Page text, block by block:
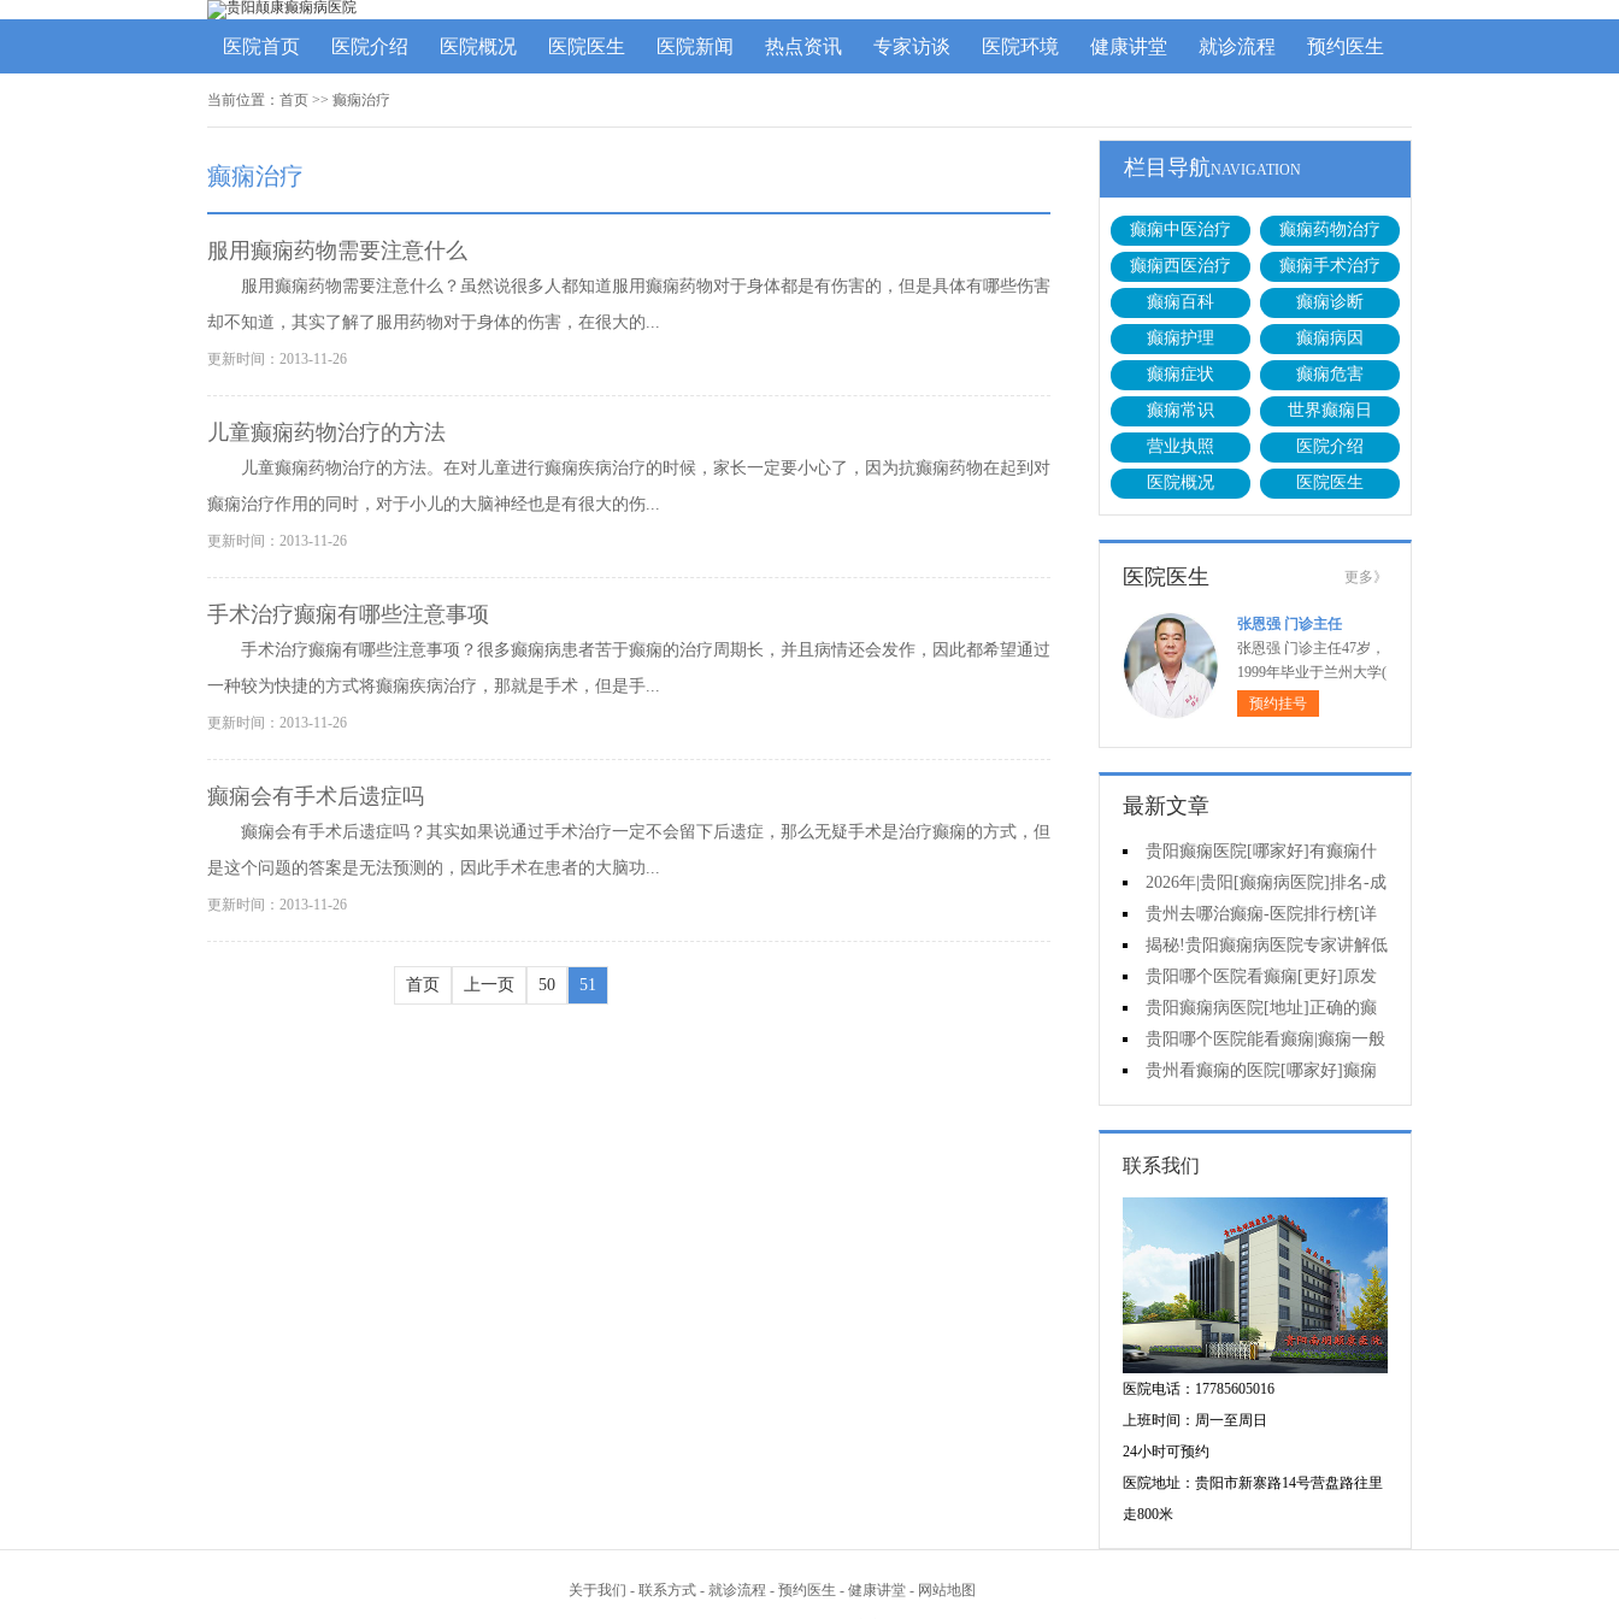
医院首页 医院介绍 医院概况 医院医生 医院新闻 热点资讯 专家访谈 医院环境 健康讲堂 就诊流程 预约医生
当前位置： 首页 >> 癫痫治疗
癫痫治疗
服用癫痫药物需要注意什么
服用癫痫药物需要注意什么？虽然说很多人都知道服用癫痫药物对于身体都是有伤害的，但是具体有哪些伤害
却不知道，其实了解了服用药物对于身体的伤害，在很大的...
更新时间：2013-11-26
儿童癫痫药物治疗的方法
儿童癫痫药物治疗的方法。在对儿童进行癫痫疾病治疗的时候，家长一定要小心了，因为抗癫痫药物在起到对
癫痫治疗作用的同时，对于小儿的大脑神经也是有很大的伤...
更新时间：2013-11-26
手术治疗癫痫有哪些注意事项
手术治疗癫痫有哪些注意事项？很多癫痫病患者苦于癫痫的治疗周期长，并且病情还会发作，因此都希望通过
一种较为快捷的方式将癫痫疾病治疗，那就是手术，但是手...
更新时间：2013-11-26
癫痫会有手术后遗症吗
癫痫会有手术后遗症吗？其实如果说通过手术治疗一定不会留下后遗症，那么无疑手术是治疗癫痫的方式，但
是这个问题的答案是无法预测的，因此手术在患者的大脑功...
更新时间：2013-11-26
首页 上一页 50 51
栏目导航NAVIGATION
癫痫中医治疗
癫痫药物治疗
癫痫西医治疗
癫痫手术治疗
癫痫百科
癫痫诊断
癫痫护理
癫痫病因
癫痫症状
癫痫危害
癫痫常识
世界癫痫日
营业执照
医院介绍
医院概况
医院医生
医院医生 更多》
张恩强 门诊主任
张恩强 门诊主任47岁，
1999年毕业于兰州大学(
预约挂号
最新文章
贵阳癫痫医院[哪家好]有癫痫什
么不能吃什么药?
2026年|贵阳[癫痫病医院]排名-成
人癫痫急救措施护理
贵州去哪治癫痫-医院排行榜[详
细排名]癫痫病人可以吃什么食物?
揭秘!贵阳癫痫病医院专家讲解低
血糖会抽搐吗?
贵阳哪个医院看癫痫[更好]原发
性母猪疯能治好吗?
贵阳癫痫病医院[地址]正确的癫
痫护理是什么?
贵阳哪个医院能看癫痫|癫痫一般
会出现哪些症状?
贵州看癫痫的医院[哪家好]癫痫
的成因有哪些?
联系我们
医院电话：17785605016
上班时间：周一至周日
24小时可预约
医院地址：贵阳市新寨路14号营盘路往里
走800米
关于我们 - 联系方式 - 就诊流程 - 预约医生 - 健康讲堂 - 网站地图